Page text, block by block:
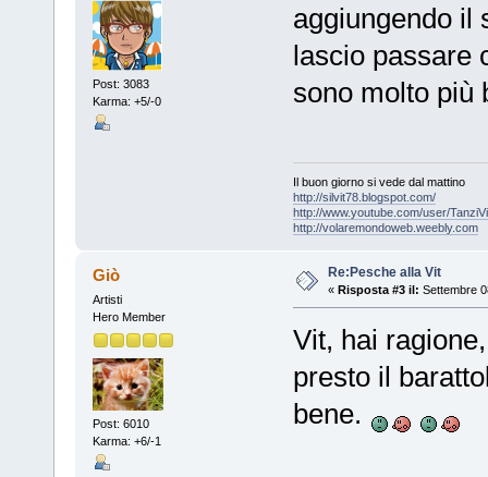
Post: 3083
Karma: +5/-0
aggiungendo il
lascio passare
sono molto più
Il buon giorno si vede dal mattino
http://silvit78.blogspot.com/
http://www.youtube.com/user/
http://volaremondoweb.weebly.com
Giò
Artisti
Hero Member
Post: 6010
Karma: +6/-1
Re:Pesche alla Vit
« Risposta #3 il: Settembre
Vit, hai
presto il
bene.